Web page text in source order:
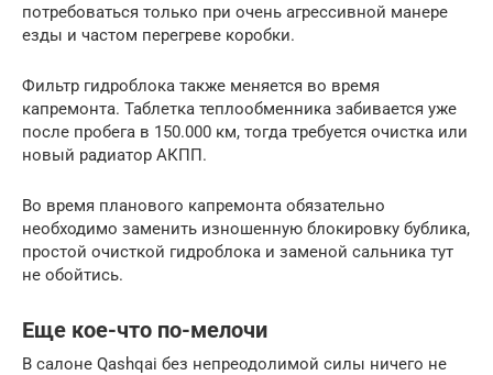
потребоваться только при очень агрессивной манере
езды и частом перегреве коробки.
Фильтр гидроблока также меняется во время
капремонта. Таблетка теплообменника забивается уже
после пробега в 150.000 км, тогда требуется очистка или
новый радиатор АКПП.
Во время планового капремонта обязательно
необходимо заменить изношенную блокировку бублика,
простой очисткой гидроблока и заменой сальника тут
не обойтись.
Еще кое-что по-мелочи
В салоне Qashqai без непреодолимой силы ничего не